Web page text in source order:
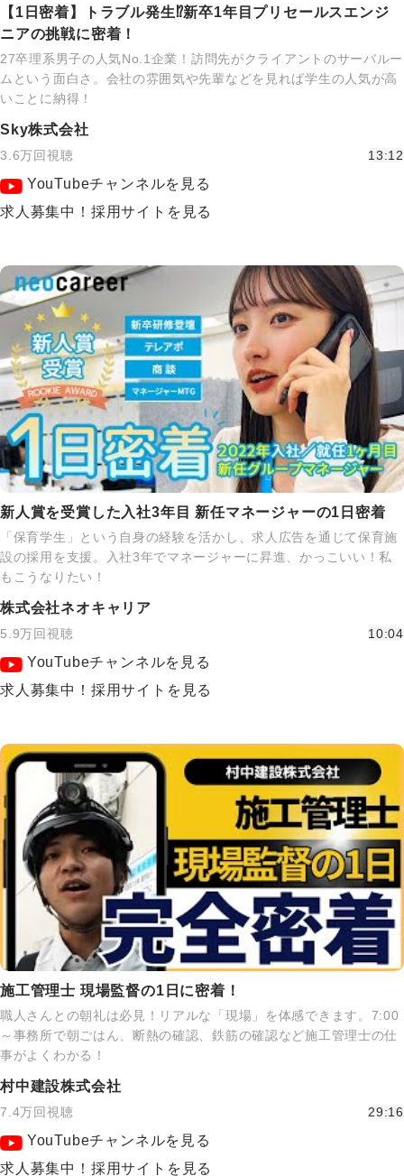
【1日密着】トラブル発生⁉新卒1年目プリセールスエンジ
ニアの挑戦に密着！
27卒理系男子の人気No.1企業！訪問先がクライアントのサーバルー
ムという面白さ。会社の雰囲気や先輩などを見れば学生の人気が高
いことに納得！
Sky株式会社
3.6万回視聴 13:12
YouTubeチャンネルを見る
求人募集中！採用サイトを見る
新人賞を受賞した入社3年目 新任マネージャーの1日密着
「保育学生」という自身の経験を活かし、求人広告を通じて保育施
設の採用を支援。入社3年でマネージャーに昇進、かっこいい！私
もこうなりたい！
株式会社ネオキャリア
5.9万回視聴 10:04
YouTubeチャンネルを見る
求人募集中！採用サイトを見る
施工管理士 現場監督の1日に密着！
職人さんとの朝礼は必見！リアルな「現場」を体感できます。7:00
～事務所で朝ごはん、断熱の確認、鉄筋の確認など施工管理士の仕
事がよくわかる！
村中建設株式会社
7.4万回視聴 29:16
YouTubeチャンネルを見る
求人募集中！採用サイトを見る